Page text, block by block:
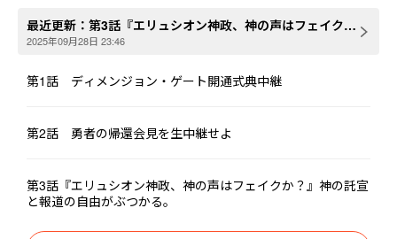
最近更新： 第3話『エリュシオン神政、神の声はフェイクか？』――神の託宣と報道の自由がぶつかる。
2025年09月28日 23:46
第1話 ディメンジョン・ゲート開通式典中継
第2話 勇者の帰還会見を生中継せよ
第3話『エリュシオン神政、神の声はフェイクか？』――神の託宣
と報道の自由がぶつかる。